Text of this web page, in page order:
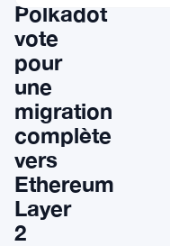
Polkadot
vote
pour
une
migration
complète
vers
Ethereum
Layer
2